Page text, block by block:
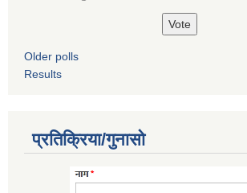
Older polls
Results
प्रतिक्रिया/गुनासो